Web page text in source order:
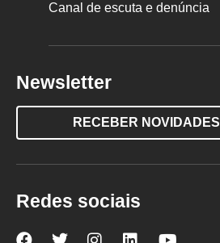
Canal de escuta e denúncia
Newsletter
RECEBER NOVIDADES
Redes sociais
NovaNova Nova Nova